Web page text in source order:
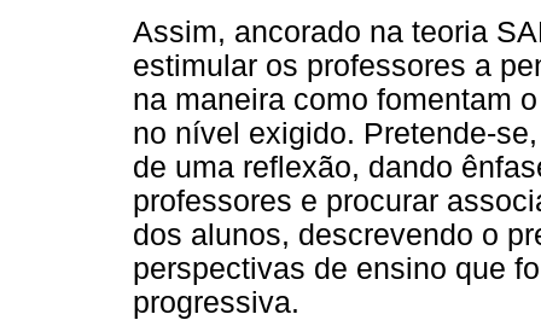
Assim, ancorado na teoria
estimular os professores a
na maneira como fomentam
no nível exigido. Pretende-
de uma reflexão, dando
professores e procurar
dos alunos, descrevendo o
perspectivas de ensino que
progressiva.